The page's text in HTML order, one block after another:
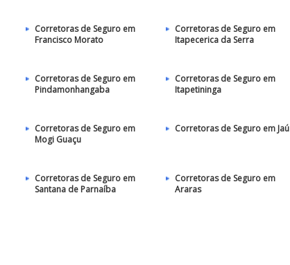
Corretoras de Seguro em
Francisco Morato
Corretoras de Seguro em
Itapecerica da Serra
Corretoras de Seguro em
Pindamonhangaba
Corretoras de Seguro em
Itapetininga
Corretoras de Seguro em
Mogi Guaçu
Corretoras de Seguro em Jaú
Corretoras de Seguro em
Santana de Parnaíba
Corretoras de Seguro em
Araras